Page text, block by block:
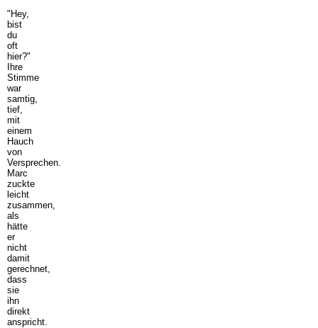
"Hey,
bist
du
oft
hier?"
Ihre
Stimme
war
samtig,
tief,
mit
einem
Hauch
von
Versprechen.
Marc
zuckte
leicht
zusammen,
als
hätte
er
nicht
damit
gerechnet,
dass
sie
ihn
direkt
anspricht.